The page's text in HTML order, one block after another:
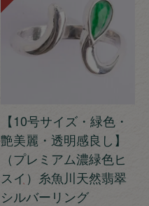
【10号サイズ・緑色・
艶美麗・透明感良し】
（プレミアム濃緑色ヒ
スイ）糸魚川天然翡翠
シルバーリング